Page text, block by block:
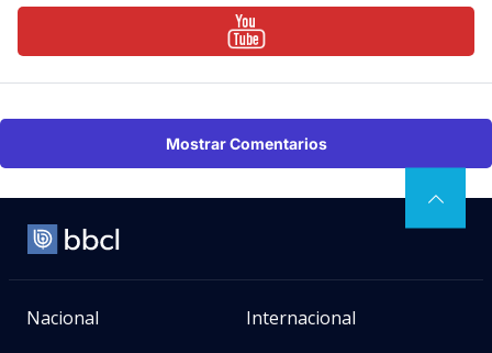
Mostrar Comentarios
Nacional Internacional